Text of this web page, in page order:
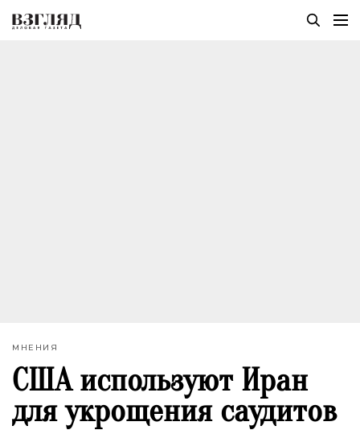
МНЕНИЯ
США используют Иран
для укрощения саудитов